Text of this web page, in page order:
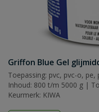
Griffon Blue Gel
Toepassing: pvc, pvc-o,
Inhoud: 800 t/m 5000 g |
Keurmerk: KIWA